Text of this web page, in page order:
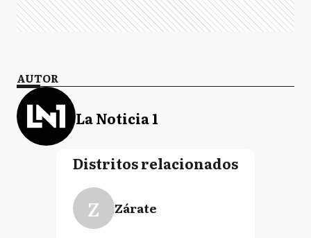
AUTOR
La Noticia 1
Distritos relacionados
Z Zárate